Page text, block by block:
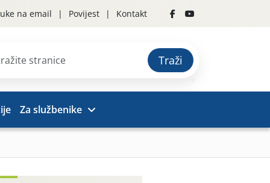
na email Povijest Kontakt
Traži
Za službenike